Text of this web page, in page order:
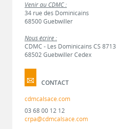
Venir au CDMC :
34 rue des Dominicains
68500 Guebwiller
Nous écrire :
CDMC - Les Dominicains CS 8713
68502 Guebwiller Cedex
CONTACT
cdmcalsace.com
03 68 00 12 12
crpa@cdmcalsace.com